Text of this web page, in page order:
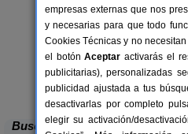
Hotel Segles
Campos
Buscar
empresas externas que nos
y necesarias para que todo
Cookies Técnicas y no
el botónAceptar activarás el
publicitarias), personalizadas
publicidad ajustada a tus
desactivarlas por completo
elegir su activación/